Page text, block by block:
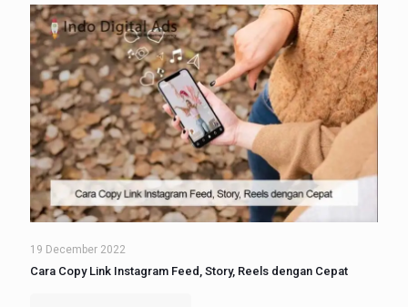
19 December 2022
Cara Copy Link Instagram Feed, Story, Reels dengan Cepat